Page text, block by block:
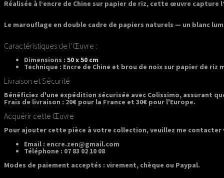
Réalisée à l’encre de Chine sur papier de riz, cette œuvre
Le marouflage en double cadre de papiers naturels — un blanc
Caractéristiques de l'Œuvre :
Dimensions : 50 x 50 cm
Technique : Encre de Chine et brou de noix sur papier de
Livraison et Sécurité
Bénéficiez d'une expédition sécurisée avec Colissimo, assurant
Frais de livraison : 20€ pour la France et 30€ pour l'Europe.
Acquérir cette Œuvre
Pour ajouter cette pièce à votre collection, veuillez me contacter
Email : encre.zen@gmail.com
Téléphone : 07 83 02 10 08
Modes de paiement acceptés : virement, chèque ou Paypal.